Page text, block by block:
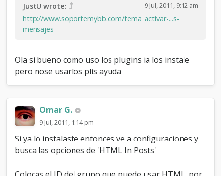
9 Jul, 2011, 9:12 am
JustU wrote:
http://www.soportemybb.com/tema_activar-...s-
mensajes
Ola si bueno como uso los plugins ia los instale
pero nose usarlos plis ayuda
Omar G.
9 Jul, 2011, 1:14 pm
Si ya lo instalaste entonces ve a configuraciones y
busca las opciones de 'HTML In Posts'